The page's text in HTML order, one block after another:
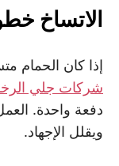
الاتساخ
إذا كان الحمام
شركات جلي
دفعة واحدة.
ويقلل الإجهاد.